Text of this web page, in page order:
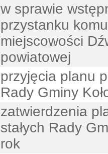
w sprawie
przystanku
miejscowości
powiatowej
przyjęcia planu
Rady Gminy
zatwierdzenia
stałych Rady
rok